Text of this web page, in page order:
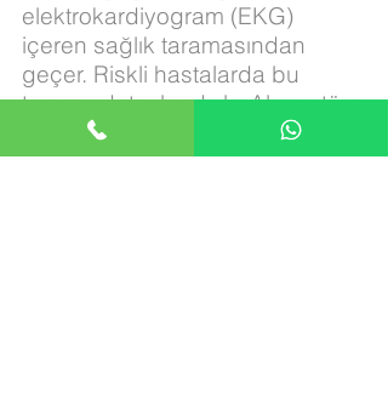
elektrokardiyogram (EKG)
içeren sağlık taramasından
geçer. Riskli hastalarda bu
tarama detaylandırılır. Alınan tüm
ilaçların kontrol edilmesi gerekir.
Kan sulandırıcı ve aspirin gibi